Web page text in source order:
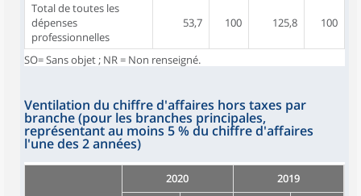
Total de toutes les
dépenses
professionnelles
53,7 100 125,8 100
SO= Sans objet ; NR = Non renseigné.
Ventilation du chiffre d'affaires hors taxes par
branche (pour les branches principales,
représentant au moins 5 % du chiffre d'affaires
l'une des 2 années)
2020
2019